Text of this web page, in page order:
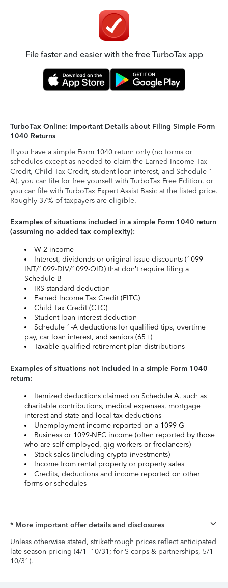
File faster and easier with the free TurboTax app
TurboTax Online: Important Details about Filing Simple Form
1040 Returns
If you have a simple Form 1040 return only (no forms or
schedules except as needed to claim the Earned Income Tax
Credit, Child Tax Credit, student loan interest, and Schedule 1-
A), you can file for free yourself with TurboTax Free Edition, or
you can file with TurboTax Expert Assist Basic at the listed price.
Roughly 37% of taxpayers are eligible.
Examples of situations included in a simple Form 1040 return
(assuming no added tax complexity):
W-2 income
Interest, dividends or original issue discounts (1099-
INT/1099-DIV/1099-OID) that don’t require filing a
Schedule B
IRS standard deduction
Earned Income Tax Credit (EITC)
Child Tax Credit (CTC)
Student loan interest deduction
Schedule 1-A deductions for qualified tips, overtime
pay, car loan interest, and seniors (65+)
Taxable qualified retirement plan distributions
Examples of situations not included in a simple Form 1040
return:
Itemized deductions claimed on Schedule A, such as
charitable contributions, medical expenses, mortgage
interest and state and local tax deductions
Unemployment income reported on a 1099-G
Business or 1099-NEC income (often reported by those
who are self-employed, gig workers or freelancers)
Stock sales (including crypto investments)
Income from rental property or property sales
Credits, deductions and income reported on other
forms or schedules
* More important offer details and disclosures
Unless otherwise stated, strikethrough prices reflect anticipated
late-season pricing (4/1–10/31; for S-corps & partnerships, 5/1–
10/31).